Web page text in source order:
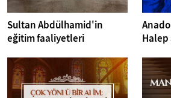
Sultan Abdülhamid'in
eğitim faaliyetleri
Halep